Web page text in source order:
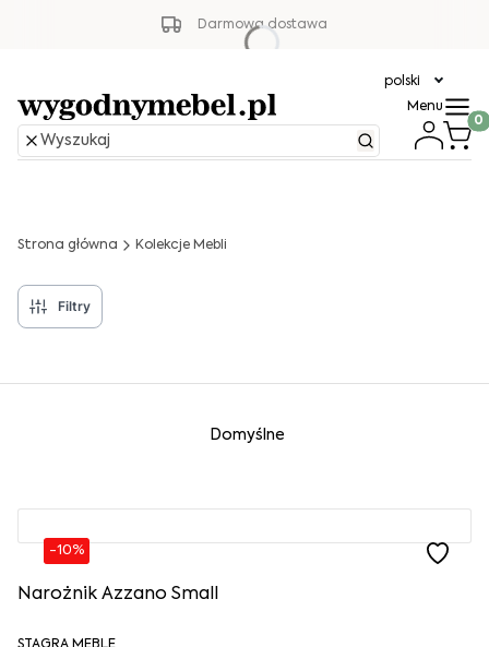
Darmowa dostawa
polski
Menu
Strona główna Kolekcje Mebli
Filtry
Domyślne
-10%
Narożnik Azzano Small